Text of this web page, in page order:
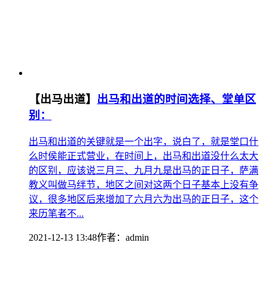
【出马出道】 出马和出道的时间选择、堂单区
别：
出马和出道的关键就是一个出字，说白了，就是堂口什
么时侯能正式营业，在时间上，出马和出道没什么太大
的区别，应该说三月三、九月九是出马的正日子，萨满
教义叫做马绊节，地区之间对这两个日子基本上没有争
议，很多地区后来增加了六月六为出马的正日子，这个
来历笔者不...
2021-12-13 13:48作者： admin